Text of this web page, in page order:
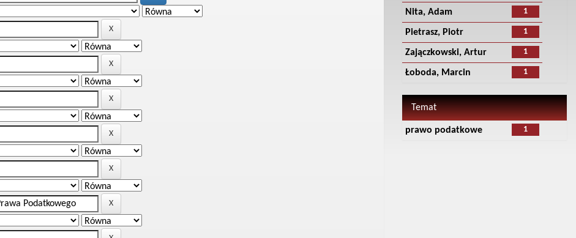
1
Nita, Adam
1
Pietrasz, Piotr
1
Zajączkowski, Artur
1
Łoboda, Marcin
Temat
1
prawo podatkowe